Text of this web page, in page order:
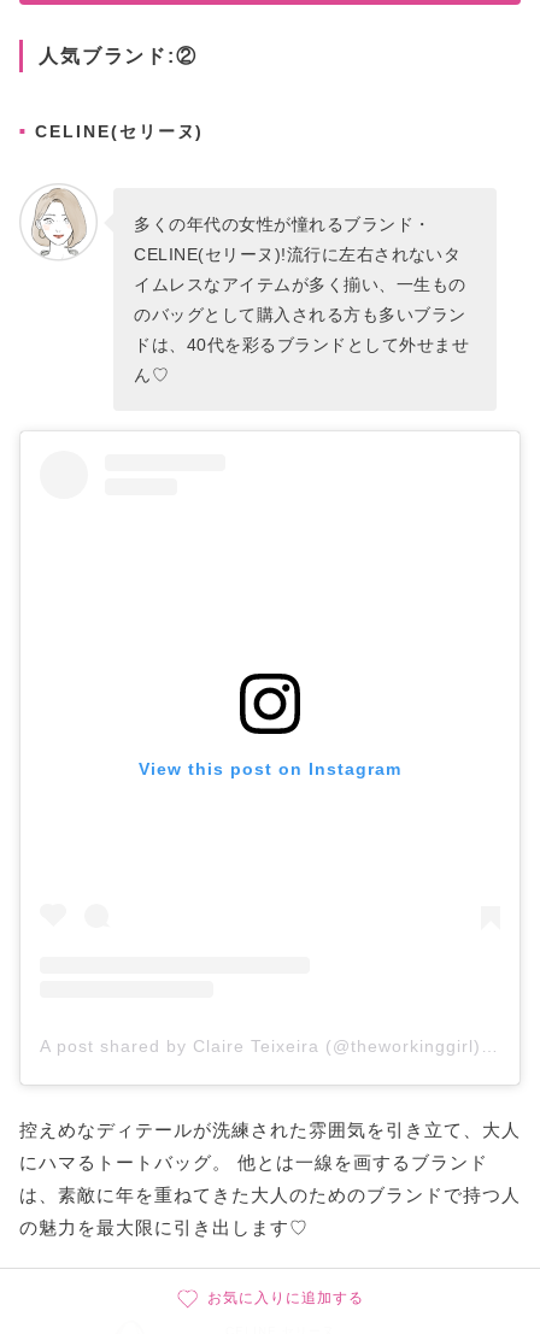
人気ブランド:②
CELINE(セリーヌ)
多くの年代の女性が憧れるブランド・
CELINE(セリーヌ)!流行に左右されないタ
イムレスなアイテムが多く揃い、一生もの
のバッグとして購入される方も多いブラン
ドは、40代を彩るブランドとして外せませ
ん♡
View this post on Instagram
A post shared by Claire Teixeira (@theworkinggirl)
on
控えめなディテールが洗練された雰囲気を引き立て、大人
にハマるトートバッグ。 他とは一線を画するブランド
は、素敵に年を重ねてきた大人のためのブランドで持つ人
の魅力を最大限に引き出します♡
お気に入りに追加する